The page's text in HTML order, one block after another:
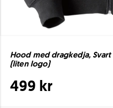
Hood med dragkedja, Svart
(liten logo)
499 kr